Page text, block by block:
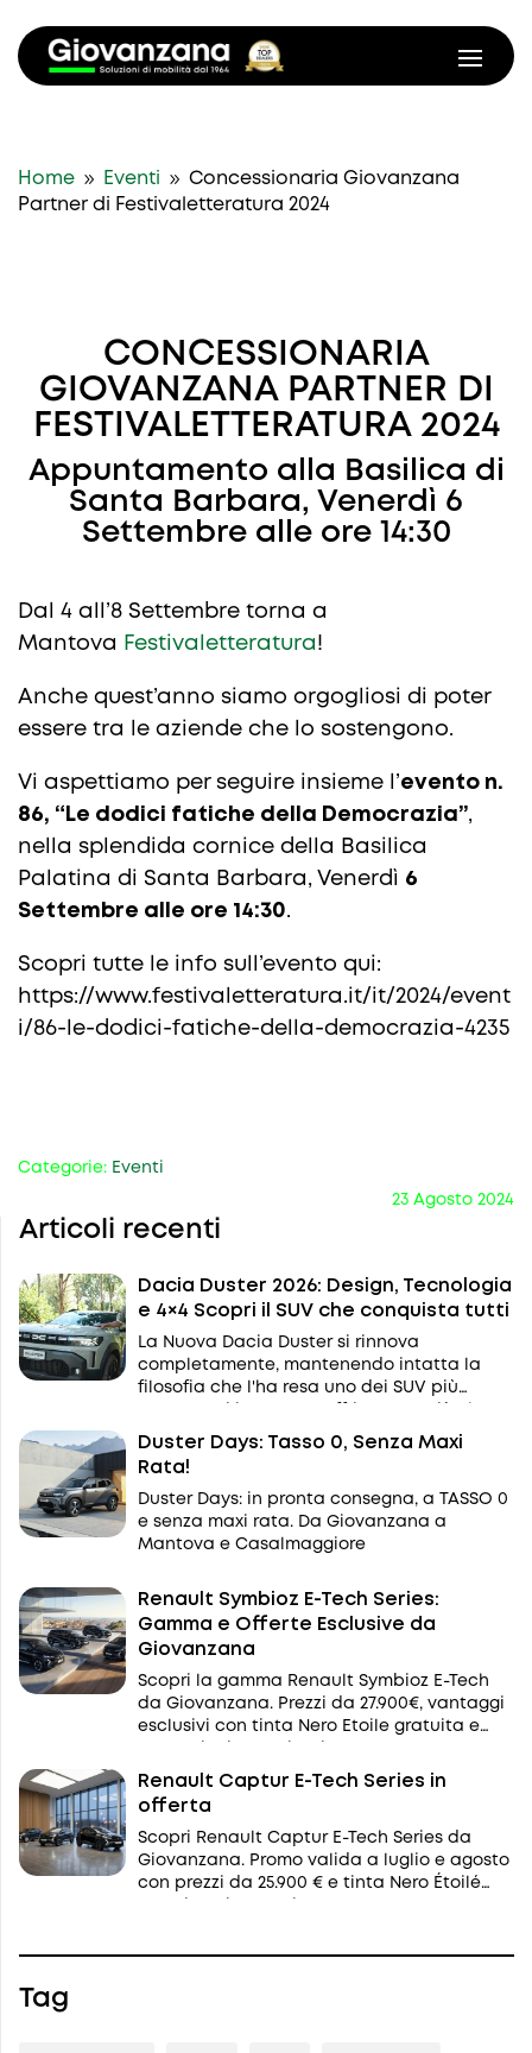
Home 9 Eventi 9 Concessionaria Giovanzana
Partner di Festivaletteratura 2024
CONCESSIONARIA
GIOVANZANA PARTNER DI
FESTIVALETTERATURA 2024
Appuntamento alla Basilica di
Santa Barbara, Venerdì 6
Settembre alle ore 14:30
Dal 4 all’8 Settembre torna a
Mantova
Festivaletteratura!
Anche quest’anno siamo orgogliosi di poter
essere tra le aziende che lo sostengono.
Vi aspettiamo per seguire insieme l’evento n.
86, “Le dodici fatiche della Democrazia”,
nella splendida cornice della Basilica
Palatina di Santa Barbara, Venerdì 6
Settembre alle ore 14:30.
Scopri tutte le info sull’evento qui:
https://www.festivaletteratura.it/it/2024/event
i/86-le-dodici-fatiche-della-democrazia-4235
Categorie: Eventi
23 Agosto 2024
Articoli recenti
Dacia Duster 2026: Design, Tecnologia
e 4×4 Scopri il SUV che conquista tutti
La Nuova Dacia Duster si rinnova
completamente, mantenendo intatta la
filosofia che l'ha resa uno dei SUV più
serve davvero, senza inutili complicazioni.
Duster Days: Tasso 0, Senza Maxi
Rata!
Duster Days: in pronta consegna, a TASSO 0
e senza maxi rata. Da Giovanzana a
Mantova e Casalmaggiore
Renault Symbioz E-Tech Series:
Gamma e Offerte Esclusive da
Giovanzana
Scopri la gamma Renault Symbioz E-Tech
da Giovanzana. Prezzi da 27.900€, vantaggi
esclusivi con tinta Nero Etoile gratuita e
Renault Captur E-Tech Series in
offerta
Scopri Renault Captur E-Tech Series da
Giovanzana. Promo valida a luglio e agosto
con prezzi da 25.900 € e tinta Nero Étoilé
Tag